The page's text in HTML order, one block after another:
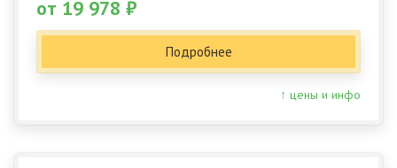
от 19 978 ₽
Подробнее
↑ цены и инфо